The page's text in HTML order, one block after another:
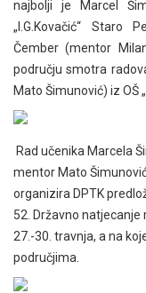
najbolji je Marcel
„I.G.Kovačić“ Staro
Čember (mentor
području smotra
Mato Šimunović) iz OŠ
Rad učenika Marcela
mentor Mato
organizira DPTK
52. Državno
27.-30. travnja, a na
područjima.